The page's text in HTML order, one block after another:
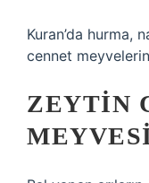
Kuran’da hurma,
cennet
ZEYTIN